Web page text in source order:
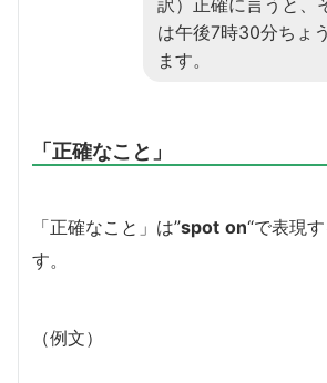
は午後7時30分ちょ
ます。
「正確なこと」
「正確なこと」は”spot on“で表現
す。
（例文）